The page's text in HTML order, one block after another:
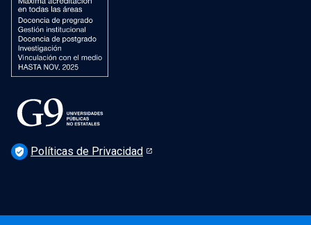
verified_user Políticas de Privacidad